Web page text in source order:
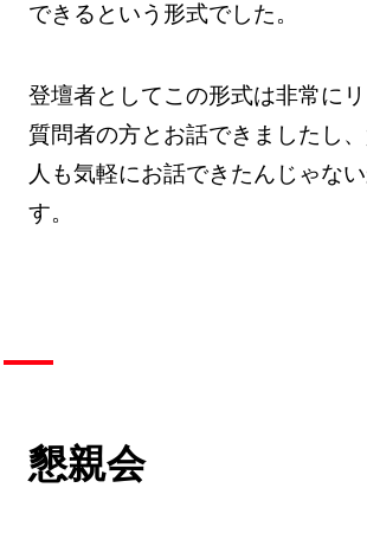
できるという形式でした。
登壇者としてこの形式は非常に
質問者の方とお話できましたし
人も気軽にお話できたんじゃな
す。
懇親会